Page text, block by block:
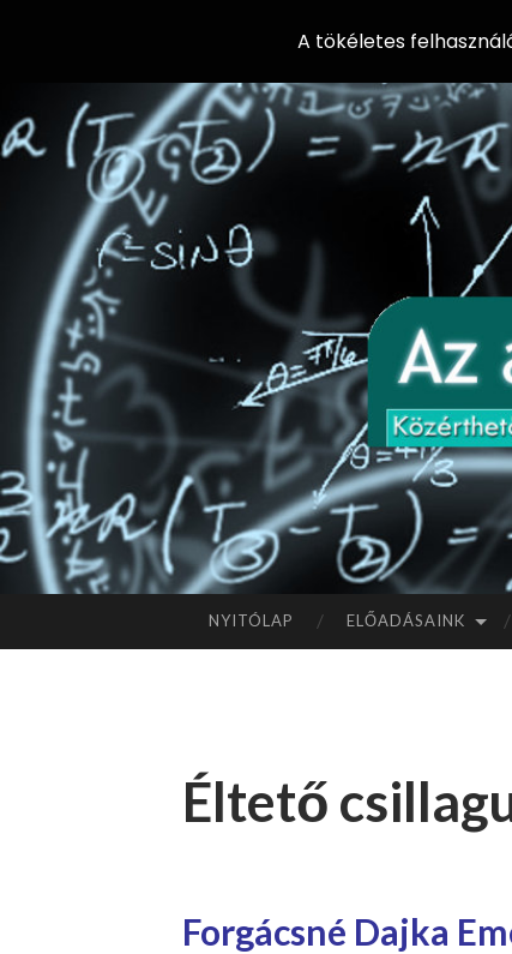
A
NYITÓLAP ELŐADÁSAINK
Éltető
Forgácsné Dajka
A tökéletes